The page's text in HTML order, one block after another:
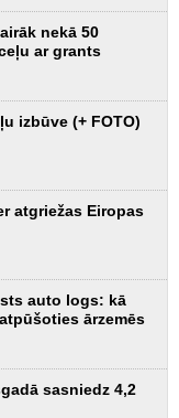
nekā 50
ar grants
izbūve (+ FOTO)
atgriežas Eiropas
auto logs: kā
ārzemēs
sasniedz 4,2